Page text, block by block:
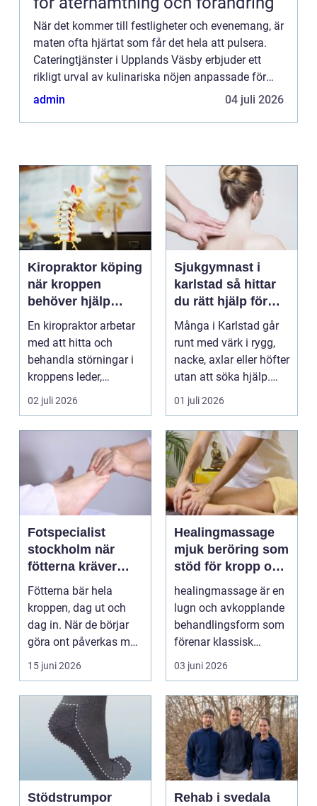
När det kommer till festligheter och evenemang, är
maten ofta hjärtat som får det hela att pulsera.
Cateringtjänster i Upplands Väsby erbjuder ett
rikligt urval av kulinariska nöjen anpassade för
alla typer av...
admin 04 juli 2026
Kiropraktor köping
när kroppen
behöver hjälp
tillbaka
En kiropraktor arbetar
med att hitta och
behandla störningar i
kroppens leder,
muskler och
02 juli 2026
Sjukgymnast i
karlstad så hittar
du rätt hjälp för
kroppen
Många i Karlstad går
runt med värk i rygg,
nacke, axlar eller höfter
utan att söka hjälp.
Andra har ...
01 juli 2026
Fotspecialist
stockholm när
fötterna kräver
mer än vanliga
sulor
Fötterna bär hela
kroppen, dag ut och
dag in. När de börjar
göra ont påverkas mer
15 juni 2026
Healingmassage
mjuk beröring som
stöd för kropp och
själ
healingmassage är en
lugn och avkopplande
behandlingsform som
förenar klassisk
massage med
03 juni 2026
Stödstrumpor
Rehab i svedala